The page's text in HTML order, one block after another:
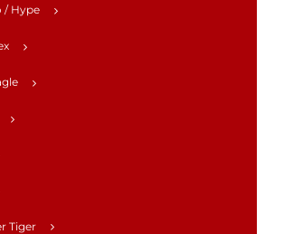
/ Hype
Tiger